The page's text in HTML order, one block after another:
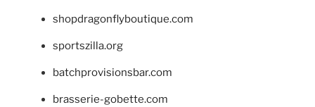
shopdragonflyboutique.com
sportszilla.org
batchprovisionsbar.com
brasserie-gobette.com